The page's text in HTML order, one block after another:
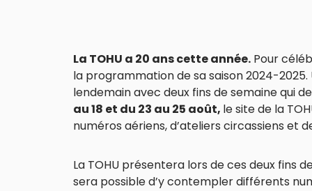
La TOHU a 20 ans cette année. Pour
la programmation de sa saison 2024-
lendemain avec deux fins de semaine qui
au 18 et du 23 au 25 août, le site de la
numéros aériens, d’ateliers circassiens et
La TOHU présentera lors de ces deux fins
sera possible d’y contempler différents